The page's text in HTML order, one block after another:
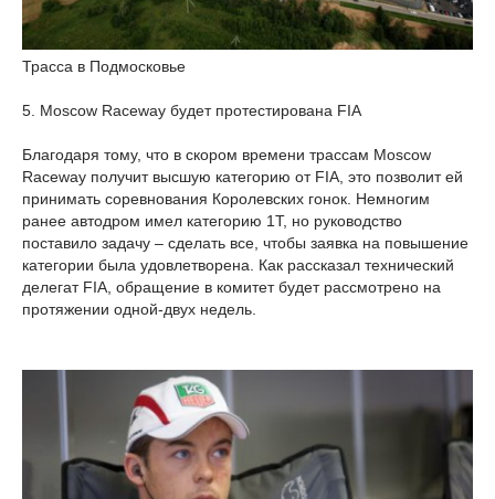
Трасса в Подмосковье
5. Moscow Racewaу будет протестирована FIA
Благодаря тому, что в скором времени трассам Moscow
Raceway получит высшую категорию от FIA, это позволит ей
принимать соревнования Королевских гонок. Немногим
ранее автодром имел категорию 1Т, но руководство
поставило задачу – сделать все, чтобы заявка на повышение
категории была удовлетворена. Как рассказал технический
делегат FIA, обращение в комитет будет рассмотрено на
протяжении одной-двух недель.